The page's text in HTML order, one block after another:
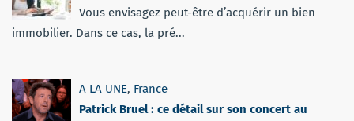
Vous envisagez peut-être d’acquérir un bien
immobilier. Dans ce cas, la pré...
A LA UNE, France
Patrick Bruel : ce détail sur son concert au